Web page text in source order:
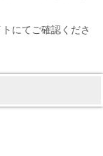
にてご確認くださ